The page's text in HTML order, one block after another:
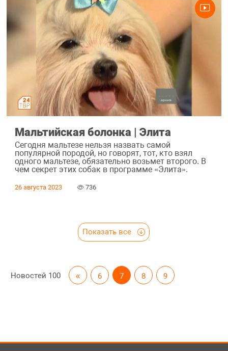
Мальтийская болонка | Элита
Сегодня мальтезе нельзя назвать самой
популярной породой, но говорят, тот, кто взял
одного мальтезе, обязательно возьмет второго. В
чем секрет этих собак в программе «Элита».
26 августа 2023 736
Показать все
Новостей 100 « 6 7 8 9